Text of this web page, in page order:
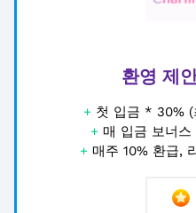
환영 제
+ 첫 입금 * 30%
+ 매 입금 보너
+ 매주 10% 환급,